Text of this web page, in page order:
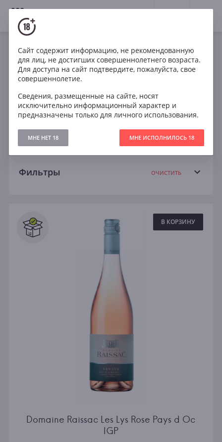
18+
Франция Красное Белое
Рислинг Сухое Полусухое
Полусладкое
Фильтры ОЧИСТИТЬ
Все В КОРЗИНУ
Domaine Raissac Les Lys Rose Pays d Oc
IGP
Сайт содержит информацию, не рекомендованную
для лиц, не достигших совершеннолетнего возраста.
Для доступа на сайт подтвердите, пожалуйста, свое
совершеннолетие.
Сведения, размещенные на сайте, носят
исключительно информационный характер и
предназначены только для личного использования.
МНЕ НЕТ 18 МНЕ ИСПОЛНИЛОСЬ 18